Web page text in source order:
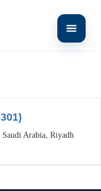
Saudi Arabia Riyadh